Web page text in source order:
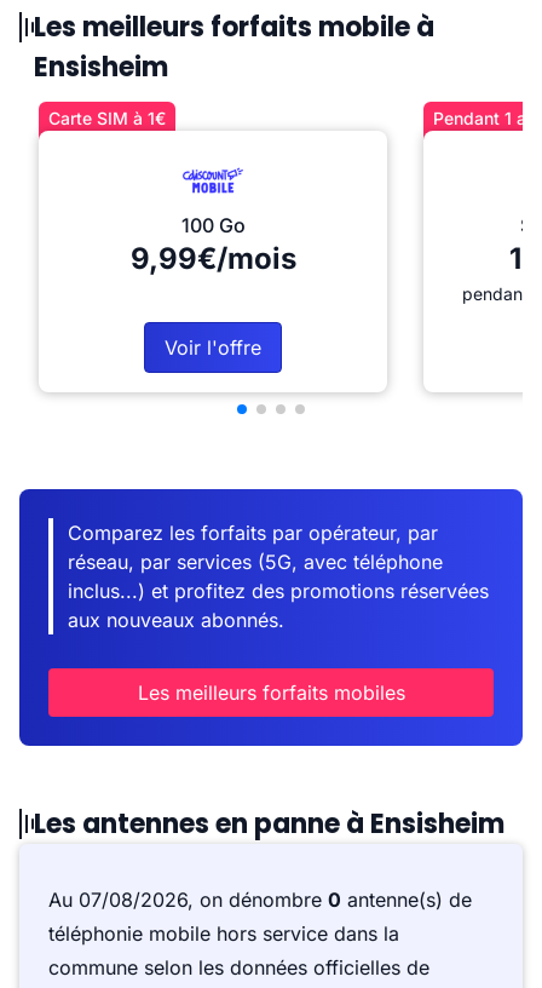
Les meilleurs forfaits mobile à
Ensisheim
Carte SIM à 1€
100 Go
9,99€/mois
Voir l'offre
Pendant 1
pendant
Comparez les forfaits par opérateur, par
réseau, par services (5G, avec téléphone
inclus...) et profitez des promotions réservées
aux nouveaux abonnés.
Les meilleurs forfaits mobiles
Les antennes en panne à Ensisheim
Au 07/08/2026, on dénombre 0 antenne(s) de
téléphonie mobile hors service dans la
commune selon les données officielles de